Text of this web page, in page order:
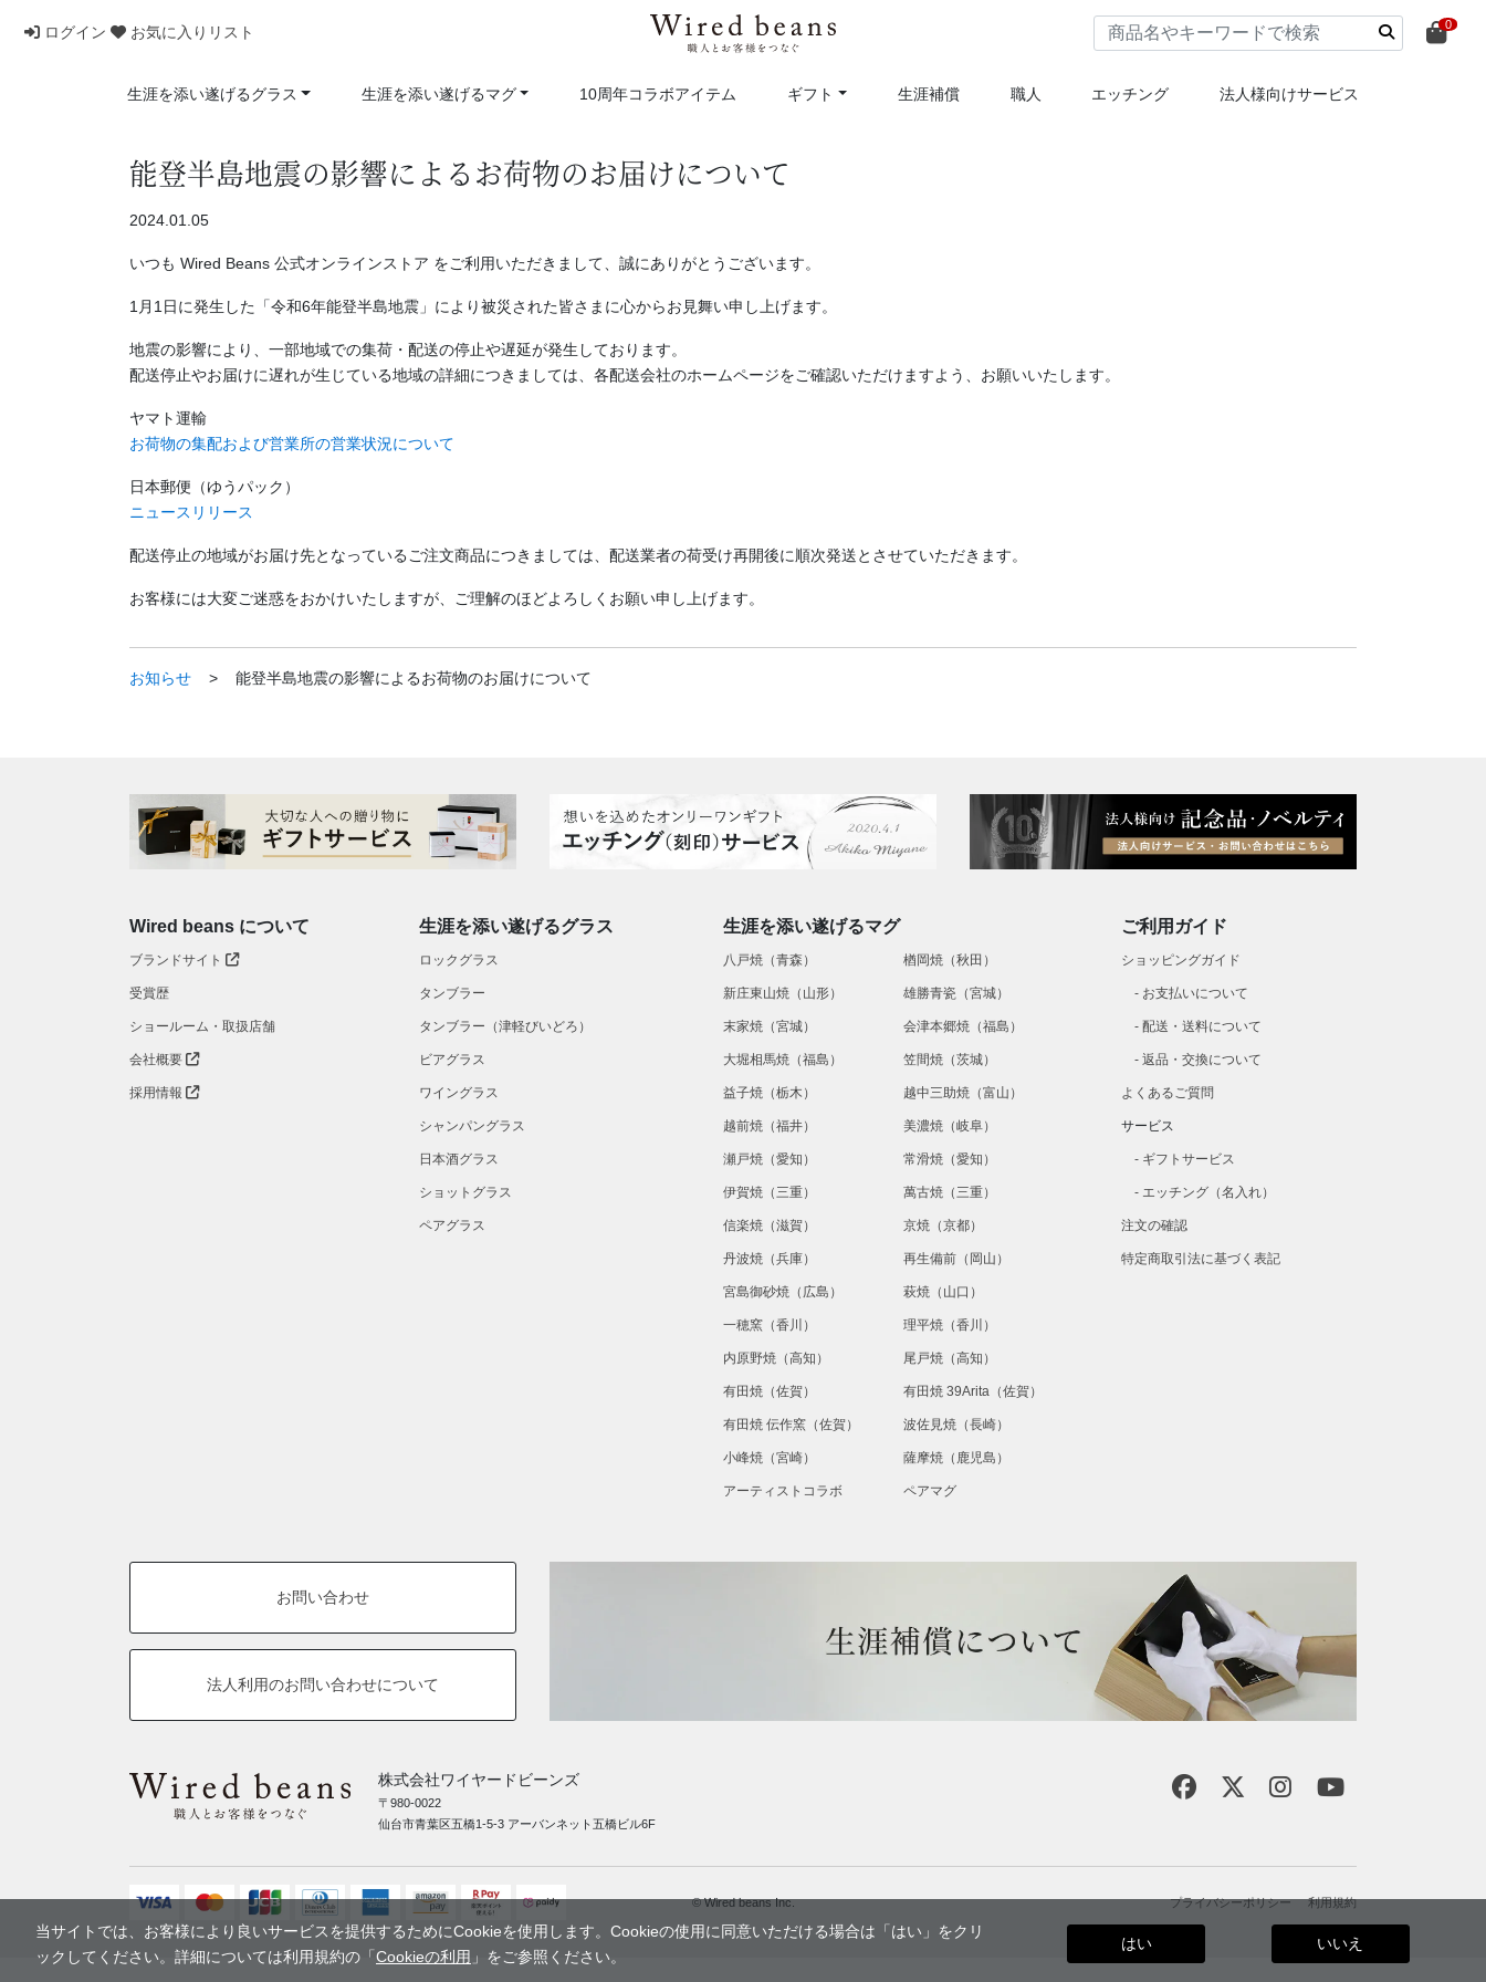
ログイン お気に入りリスト 0
生涯を添い遂げるグラス 生涯を添い遂げるマグ 10周年コラボアイテム ギフト 生涯補償 職人 エッチング 法人様向けサービス
能登半島地震の影響によるお荷物のお届けについて
2024.01.05
いつも Wired Beans 公式オンラインストア をご利用いただきまして、誠にありがとうございます。
1月1日に発生した「令和6年能登半島地震」により被災された皆さまに心からお見舞い申し上げます。
地震の影響により、一部地域での集荷・配送の停止や遅延が発生しております。
配送停止やお届けに遅れが生じている地域の詳細につきましては、各配送会社のホームページをご確認いただけますよう、お願いいたします。
ヤマト運輸
お荷物の集配および営業所の営業状況について
日本郵便（ゆうパック）
ニュースリリース
配送停止の地域がお届け先となっているご注文商品につきましては、配送業者の荷受け再開後に順次発送とさせていただきます。
お客様には大変ご迷惑をおかけいたしますが、ご理解のほどよろしくお願い申し上げます。
お知らせ > 能登半島地震の影響によるお荷物のお届けについて
Wired beans について
ブランドサイト
受賞歴
ショールーム・取扱店舗
会社概要
採用情報
生涯を添い遂げるグラス
ロックグラス
タンブラー
タンブラー（津軽びいどろ）
ビアグラス
ワイングラス
シャンパングラス
日本酒グラス
ショットグラス
ペアグラス
生涯を添い遂げるマグ
八戸焼（青森） 楢岡焼（秋田）
新庄東山焼（山形） 雄勝青瓷（宮城）
末家焼（宮城） 会津本郷焼（福島）
大堀相馬焼（福島） 笠間焼（茨城）
益子焼（栃木） 越中三助焼（富山）
越前焼（福井） 美濃焼（岐阜）
瀬戸焼（愛知） 常滑焼（愛知）
伊賀焼（三重） 萬古焼（三重）
信楽焼（滋賀） 京焼（京都）
丹波焼（兵庫） 再生備前（岡山）
宮島御砂焼（広島） 萩焼（山口）
一穂窯（香川） 理平焼（香川）
内原野焼（高知） 尾戸焼（高知）
有田焼（佐賀） 有田焼 39Arita（佐賀）
有田焼 伝作窯（佐賀） 波佐見焼（長崎）
小峰焼（宮崎） 薩摩焼（鹿児島）
アーティストコラボ ペアマグ
ご利用ガイド
ショッピングガイド
お支払いについて
配送・送料について
返品・交換について
よくあるご質問
サービス
ギフトサービス
エッチング（名入れ）
注文の確認
特定商取引法に基づく表記
お問い合わせ
法人利用のお問い合わせについて
株式会社ワイヤードビーンズ
〒980-0022
仙台市青葉区五橋1-5-3 アーバンネット五橋ビル6F
© Wired beans Inc. プライバシーポリシー 利用規約
当サイトでは、お客様により良いサービスを提供するためにCookieを使用します。Cookieの使用に同意いただける場合は「はい」をクリ
ックしてください。詳細については利用規約の「Cookieの利用 」をご参照ください。
はい いいえ